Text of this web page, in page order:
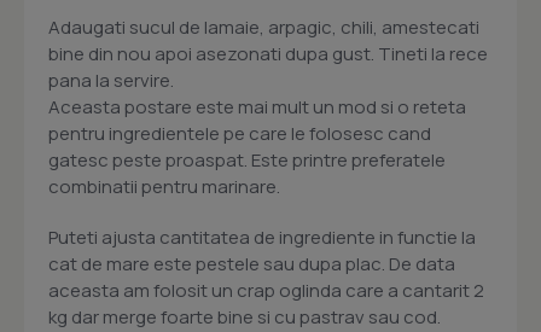
Adaugati sucul de lamaie, arpagic, chili, amestecati
bine din nou apoi asezonati dupa gust. Tineti la rece
pana la servire.
Aceasta postare este mai mult un mod si o reteta
pentru ingredientele pe care le folosesc cand
gatesc peste proaspat. Este printre preferatele
combinatii pentru marinare.
Puteti ajusta cantitatea de ingrediente in functie la
cat de mare este pestele sau dupa plac. De data
aceasta am folosit un crap oglinda care a cantarit 2
kg dar merge foarte bine si cu pastrav sau cod.